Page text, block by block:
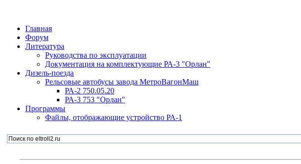
Главная
Форум
Литература
Руководства по эксплуатации
Документация на комплектующие РА-3 "Орлан"
Дизель-поезда
Рельсовые автобусы завода МетроВагонМаш
РА-2 750.05.20
РА-3 753 "Орлан"
Программы
Файлы, отображающие устройство РА-1